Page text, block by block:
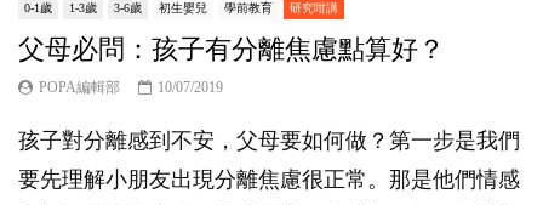
0-1歲 1-3歲 3-6歲 初生嬰兒 學前教育 研究咁講
父母必問：孩子有分離焦慮點算好？
POPA編輯部 10/07/2019
孩子對分離感到不安，父母要如何做？第一步是我們
要先理解小朋友出現分離焦慮很正常。那是他們情感